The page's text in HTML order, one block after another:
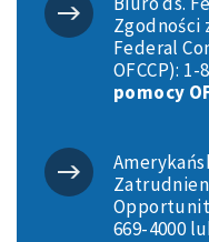
Zgodności
Federal
OFCCP):
pomocy
669-4000